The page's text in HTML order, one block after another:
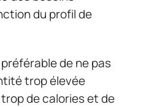
du profil de
de ne pas
trop élevée
de calories et de